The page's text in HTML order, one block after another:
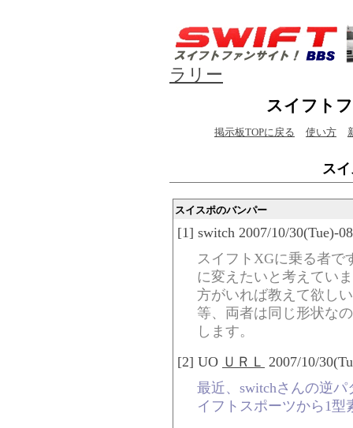
ラリー
スイフト
掲示板TOPに戻る 使い方
ス
スイスポのバンパー
[1] switch 2007/10/30(Tue)-
スイフトXGに乗る者で
に変えたいと考えてい
方がいれば教えて欲し
等、両者は同じ形状な
します。
[2] UO ＵＲＬ 2007/10/
最近、switchさんの逆
イフトスポーツから1